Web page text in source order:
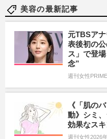
美容の最新記事
元TBSア
表後初の
ス」で登
念”
週刊女性PRIME
《「肌の
動》シミ
効果なス
週刊女性2026